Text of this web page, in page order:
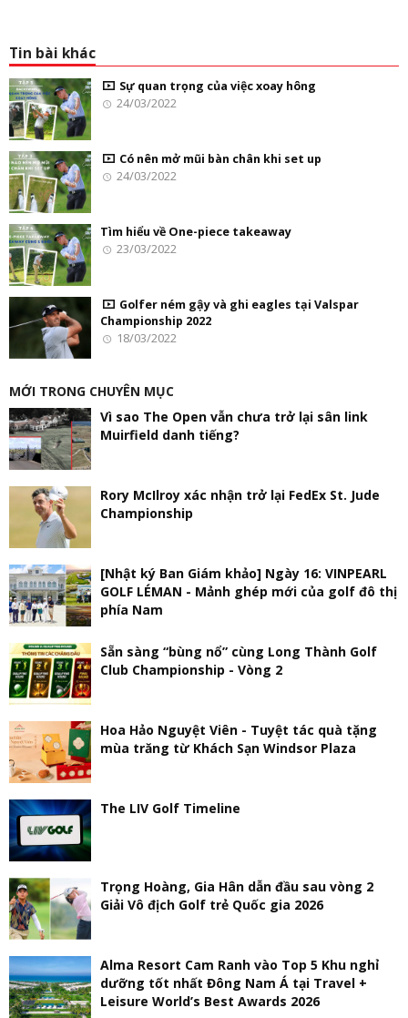
Tin bài khác
Sự quan trọng của việc xoay hông
24/03/2022
Có nên mở mũi bàn chân khi set up
24/03/2022
Tìm hiểu về One-piece takeaway
23/03/2022
Golfer ném gậy và ghi eagles tại Valspar
Championship 2022
18/03/2022
MỚI TRONG CHUYÊN MỤC
Vì sao The Open vẫn chưa trở lại sân link
Muirfield danh tiếng?
Rory McIlroy xác nhận trở lại FedEx St. Jude
Championship
[Nhật ký Ban Giám khảo] Ngày 16: VINPEARL
GOLF LÉMAN - Mảnh ghép mới của golf đô thị
phía Nam
Sẵn sàng “bùng nổ” cùng Long Thành Golf
Club Championship - Vòng 2
Hoa Hảo Nguyệt Viên - Tuyệt tác quà tặng
mùa trăng từ Khách Sạn Windsor Plaza
The LIV Golf Timeline
Trọng Hoàng, Gia Hân dẫn đầu sau vòng 2
Giải Vô địch Golf trẻ Quốc gia 2026
Alma Resort Cam Ranh vào Top 5 Khu nghỉ
dưỡng tốt nhất Đông Nam Á tại Travel +
Leisure World’s Best Awards 2026